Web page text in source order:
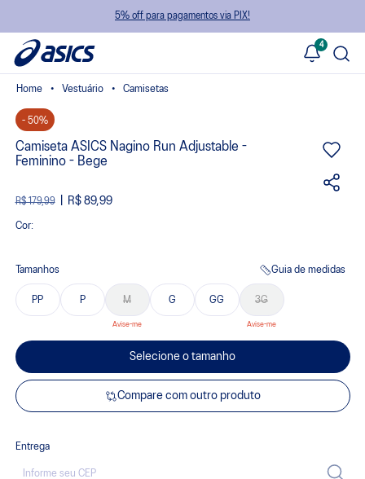
5% off para pagamentos via PIX!
4
Vestuário Camisetas
- 50%
Camiseta ASICS Nagino Run Adjustable -
Feminino - Bege
R$ 179,99 R$ 89,99
Cor:
Tamanhos Guia de medidas
PP P M G GG 3G
Selecione o tamanho
Compare com outro produto
Entrega